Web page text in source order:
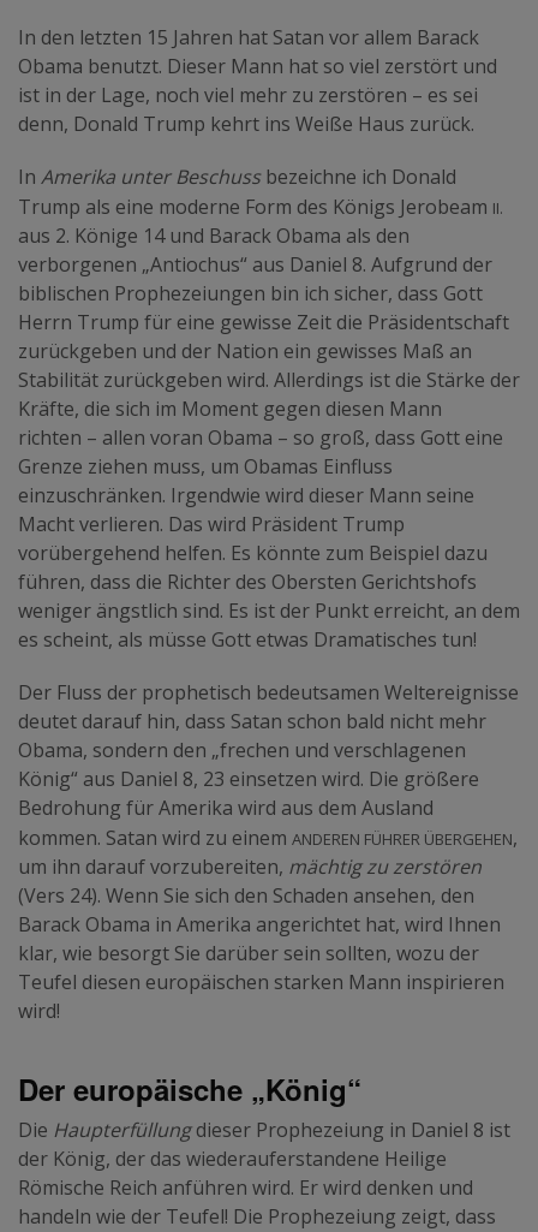
In den letzten 15 Jahren hat Satan vor allem Barack
Obama benutzt. Dieser Mann hat so viel zerstört und
ist in der Lage, noch viel mehr zu zerstören – es sei
denn, Donald Trump kehrt ins Weiße Haus zurück.
In Amerika unter Beschussbezeichne ich Donald
Trump als eine moderne Form des Königs Jerobeam II.
aus 2. Könige 14 und Barack Obama als den
verborgenen „Antiochus“ aus Daniel 8. Aufgrund der
biblischen Prophezeiungen bin ich sicher, dass Gott
Herrn Trump für eine gewisse Zeit die Präsidentschaft
zurückgeben und der Nation ein gewisses Maß an
Stabilität zurückgeben wird. Allerdings ist die Stärke der
Kräfte, die sich im Moment gegen diesen Mann
richten – allen voran Obama – so groß, dass Gott eine
Grenze ziehen muss, um Obamas Einfluss
einzuschränken. Irgendwie wird dieser Mann seine
Macht verlieren. Das wird Präsident Trump
vorübergehend helfen. Es könnte zum Beispiel dazu
führen, dass die Richter des Obersten Gerichtshofs
weniger ängstlich sind. Es ist der Punkt erreicht, an dem
es scheint, als müsse Gott etwas Dramatisches tun!
Der Fluss der prophetisch bedeutsamen Weltereignisse
deutet darauf hin, dass Satan schon bald nicht mehr
Obama, sondern den „frechen und verschlagenen
König“ aus Daniel 8, 23 einsetzen wird. Die größere
Bedrohung für Amerika wird aus dem Ausland
kommen. Satan wird zu einem anderen Führer übergehen,
um ihn darauf vorzubereiten, mächtig zu zerstören
(Vers 24). Wenn Sie sich den Schaden ansehen, den
Barack Obama in Amerika angerichtet hat, wird Ihnen
klar, wie besorgt Sie darüber sein sollten, wozu der
Teufel diesen europäischen starken Mann inspirieren
wird!
Der europäische „König“
Die Haupterfüllungdieser Prophezeiung in Daniel 8 ist
der König, der das wiederauferstandene Heilige
Römische Reich anführen wird. Er wird denken und
handeln wie der Teufel! Die Prophezeiung zeigt, dass